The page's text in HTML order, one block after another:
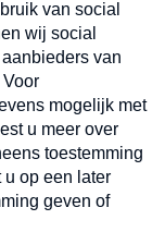
onze
in uw